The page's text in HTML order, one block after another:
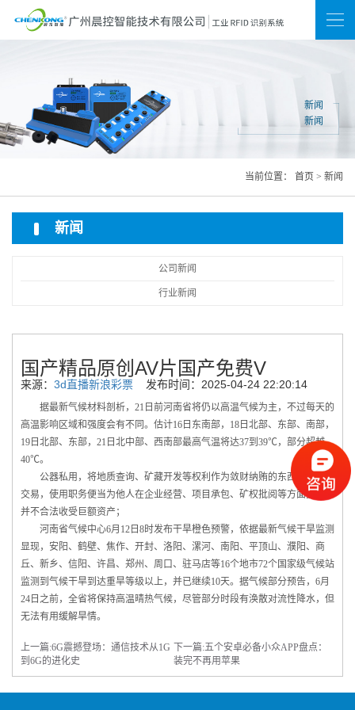
新闻
网站地图
新闻
新闻
当前位置： 首页 > 新闻
新闻
公司新闻
行业新闻
国产精品原创AV片国产免费V
来源： 3d直播新浪彩票 发布时间：2025-04-24 22:20:14
据最新气候材料剖析，21日前河南省将仍以高温气候为主，不过每天的
高温影响区域和强度会有不同。估计16日东南部，18日北部、东部、南部，
19日北部、东部，21日北中部、西南部最高气温将达37到39℃，部分超越
40℃。
公器私用，将地质查询、矿藏开发等权利作为敛财纳贿的东西，搞权钱
交易，使用职务便当为他人在企业经营、项目承包、矿权批阅等方面投机，
并不合法收受巨额资产；
河南省气候中心6月12日8时发布干旱橙色预警，依据最新气候干旱监测
显现，安阳、鹤壁、焦作、开封、洛阳、漯河、南阳、平顶山、濮阳、商
丘、新乡、信阳、许昌、郑州、周口、驻马店等16个地市72个国家级气候站
监测到气候干旱到达重旱等级以上，并已继续10天。据气候部分预告，6月
24日之前，全省将保持高温晴热气候，尽管部分时段有涣散对流性降水，但
无法有用缓解旱情。
上一篇:6G震撼登场：通信技术从1G
到6G的进化史
下一篇:五个安卓必备小众APP盘点：
装完不再用苹果